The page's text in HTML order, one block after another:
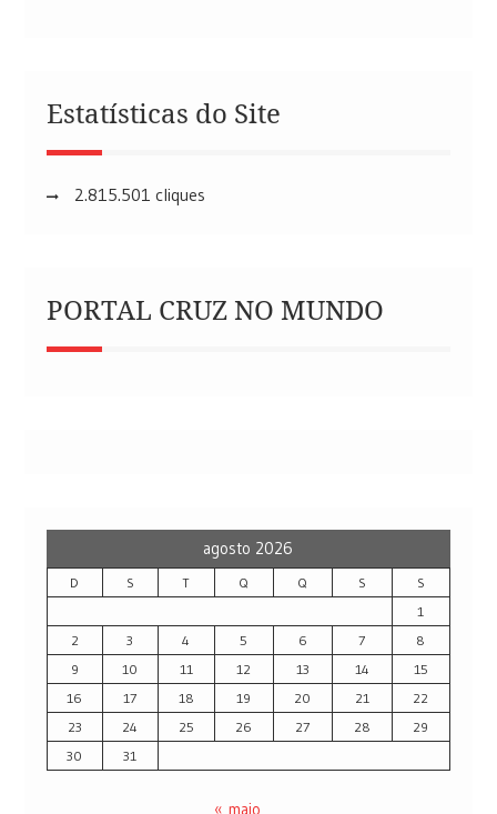
Estatísticas do Site
2.815.501 cliques
PORTAL CRUZ NO MUNDO
agosto 2026
D S T Q Q S
S
1
2
3 4 5 6 7
8
9
10 11 12 13 14
15
16
17 18 19 20 21
22
23
24 25 26 27 28
29
30
31
« maio